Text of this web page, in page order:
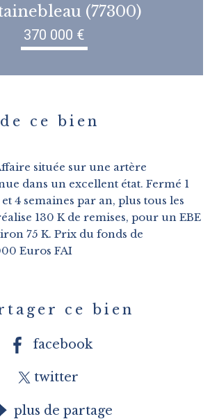
(77300)
370 000 €
ce bien
située sur une artère
dans un excellent état. Fermé 1
4 semaines par an, plus tous les
130 K de remises, pour un EBE
75 K. Prix du fonds de
Euros FAI
ce bien
facebook
twitter
plus de partage